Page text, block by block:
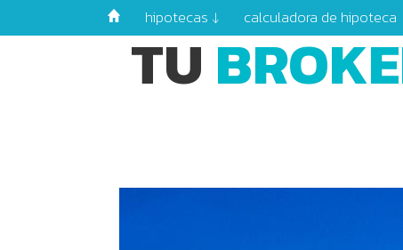
hipotecas ↓ calculadora de hipoteca
TU